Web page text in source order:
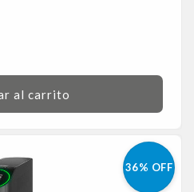
al carrito
36% OFF